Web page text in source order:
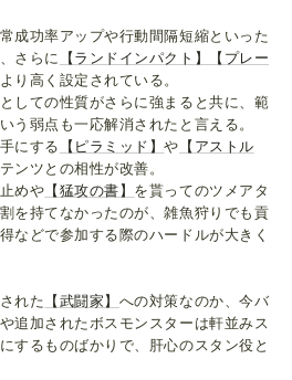
成功率アップや行動間隔短縮といった
さらに
【ランドインパクト】
【プレー
り高く設定されている。
しての性質がさらに強まると共に、範
う弱点も一応解消されたと言える。
にする
【ピラミッド】や 【アストル
ンツとの相性が改善。
めや 【猛攻の書】 を貰ってのツメアタ
を持てなかったのが、雑魚狩りでも貢
などで参加する際のハードルが大きく
れた 【武闘家】 への対策なのか、今バ
や追加されたボスモンスターは軒並みス
するものばかりで、肝心のスタン役と